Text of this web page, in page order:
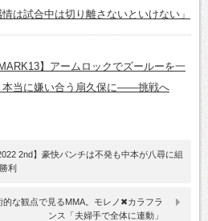
情は試合中は切り離さないといけない」
】アームロックでズールーを一
本当に嫌い合う扇久保に――挑戦へ
2nd】豪快パンチは不発も中本が八尋に組
利
的な観点で見るMMA。モレノ✖カラフラ
ンス「夫婦手で全体に連動」